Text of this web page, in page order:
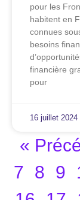
pour les
habitent en
connues
besoins
financière
pour
16 juillet 2024
«
7 8 9